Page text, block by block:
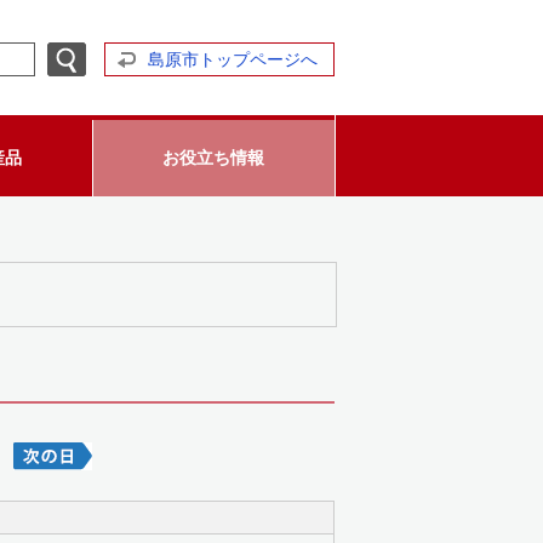
島原市トップページへ
品 お役立ち情報